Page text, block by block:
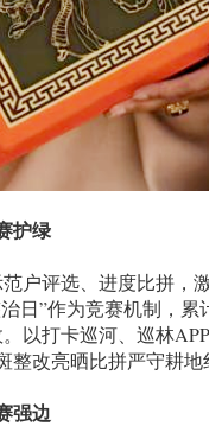
护绿
评选、进度比拼，激
日”作为竞赛机制，
以打卡巡河、巡林
改亮晒比拼严守耕地
强边